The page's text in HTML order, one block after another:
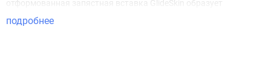
отформованная запястная вставка GlideSkin образует
водонепроницаемую преграду. На пальцах и ладони
подробнее